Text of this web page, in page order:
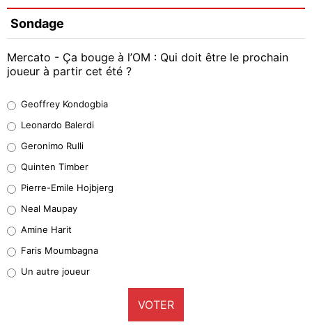
Sondage
Mercato - Ça bouge à l’OM : Qui doit être le prochain
joueur à partir cet été ?
38%
32%
4%
1%
9%
Geoffrey Kondogbia
Leonardo Balerdi
Geronimo Rulli
Quinten Timber
Pierre-Emile Hojbjerg
Neal Maupay
Amine Harit
Faris Moumbagna
Un autre joueur
VOTER